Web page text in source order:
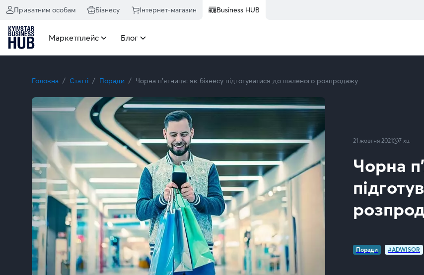
Приватним особам Бізнесу Інтернет-магазин Business HUB
Маркетплейс Блог
Головна Статті Поради Чорна п’ятниця: як бізнесу підготуватися до шаленого розпродажу
21 жовтня 2021 7 хв.
Чорна
Поради #ADWISOR